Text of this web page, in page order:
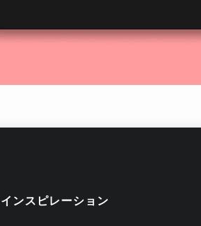
インスピレーション